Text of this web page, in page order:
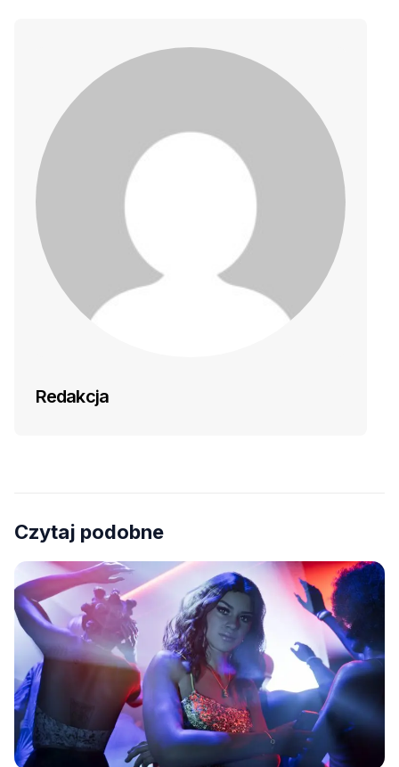
Redakcja
Czytaj podobne